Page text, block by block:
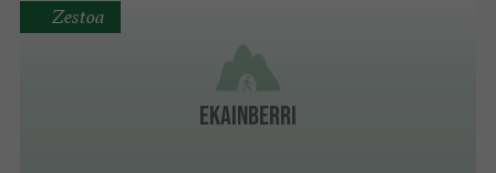
Ekainberri
Zestoa